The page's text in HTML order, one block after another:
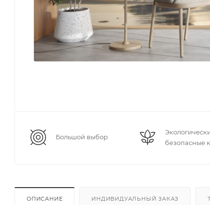
Большой выбор
безопасные
ОПИСАНИЕ ИНДИВИДУАЛЬНЫЙ ЗАКАЗ